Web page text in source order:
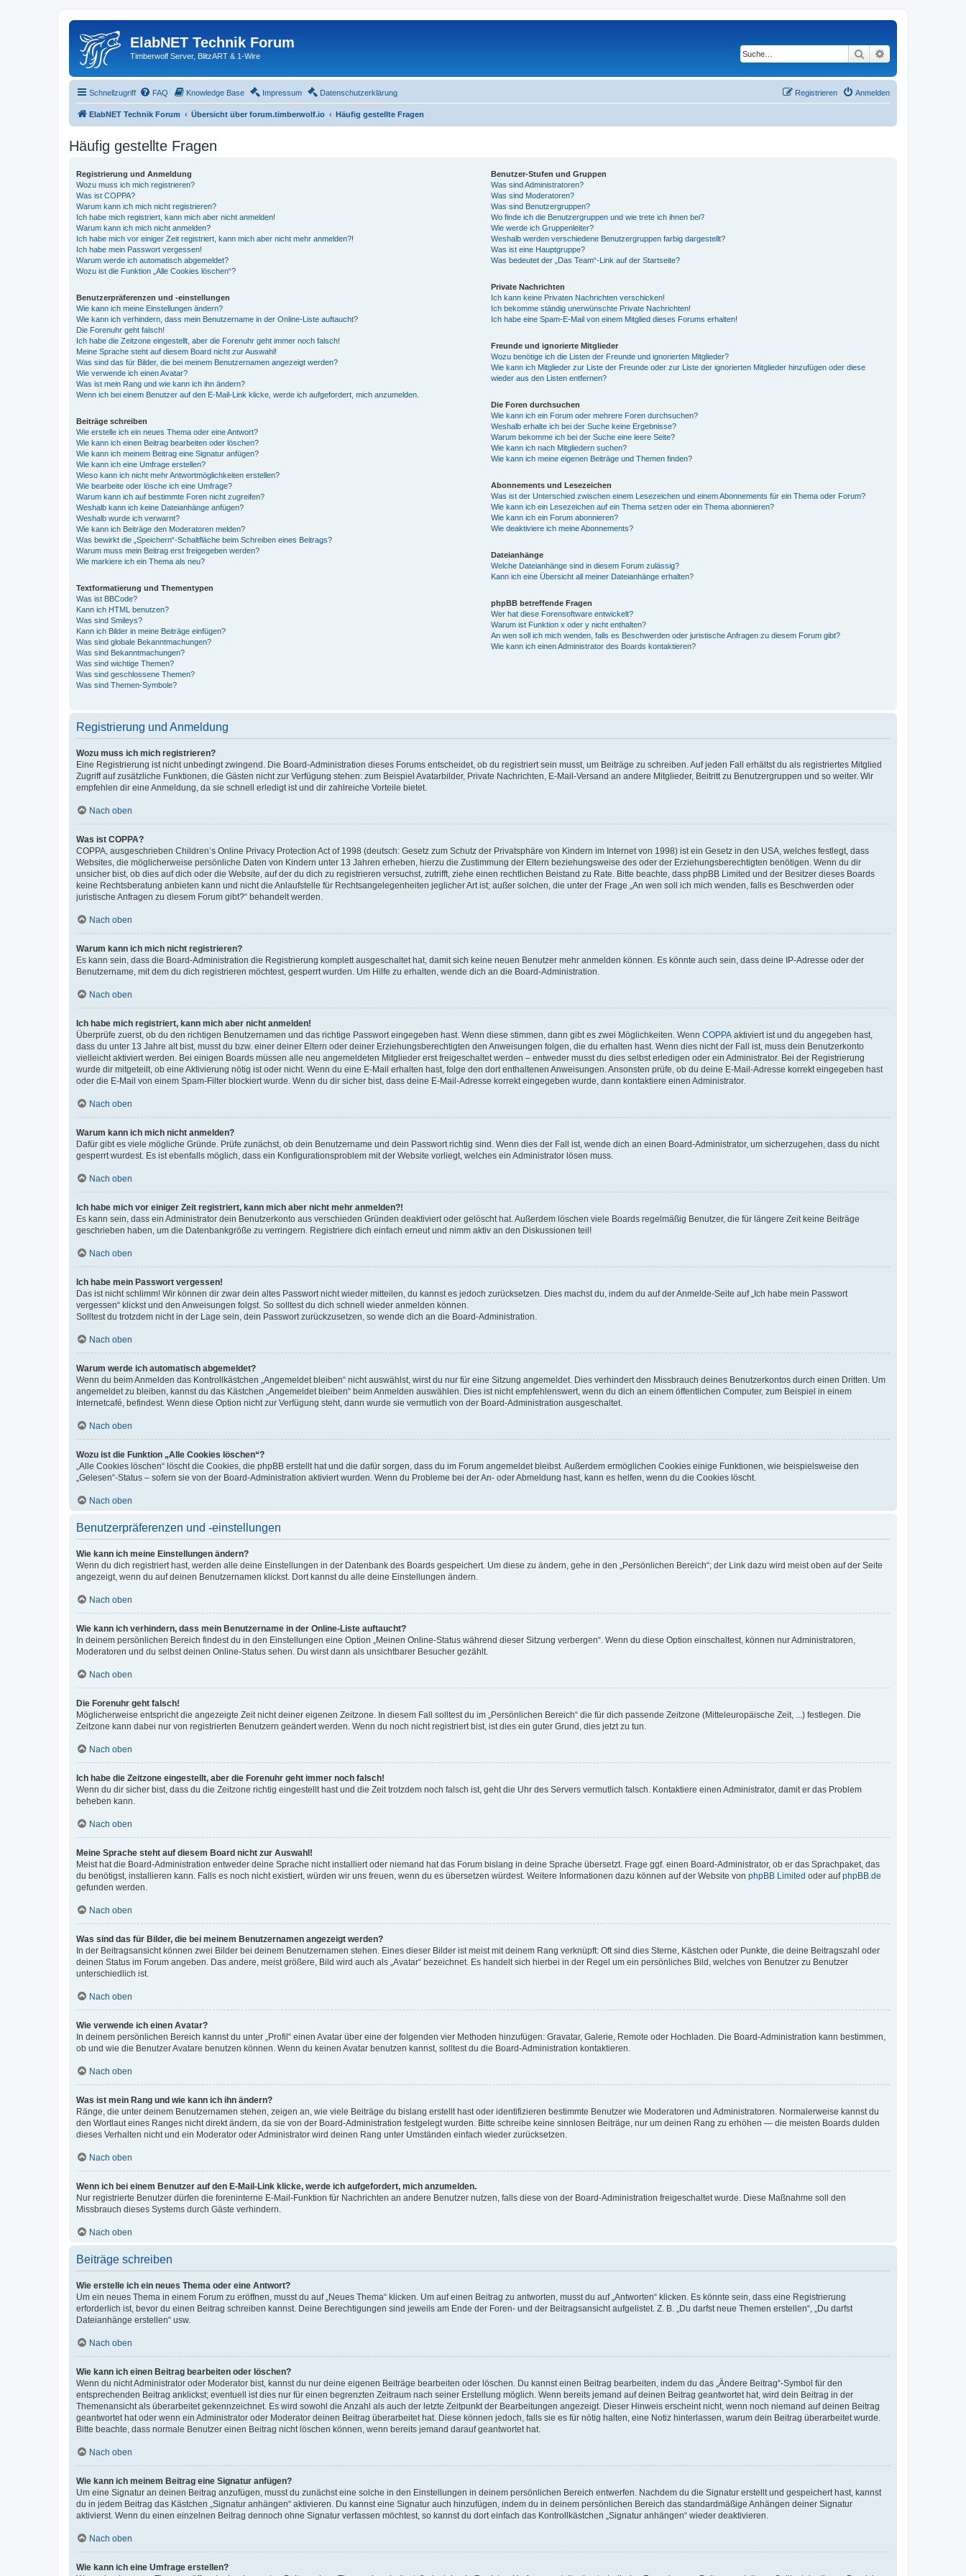
ElabNET Technik Forum
Timberwolf Server, BlitzART & 1-Wire Suche
Schnellzugriff FAQ Knowledge Base Impressum Datenschutzerklärung Anmelden
Registrieren
ElabNET Technik Forum Übersicht über forum.timberwolf.io Häufig gestellte Fragen
Häufig gestellte Fragen
Registrierung und Anmeldung
Wozu muss ich mich registrieren?
Was ist COPPA?
Warum kann ich mich nicht registrieren?
Ich habe mich registriert, kann mich aber nicht anmelden!
Warum kann ich mich nicht anmelden?
Ich habe mich vor einiger Zeit registriert, kann mich aber nicht mehr anmelden?!
Ich habe mein Passwort vergessen!
Warum werde ich automatisch abgemeldet?
Wozu ist die Funktion „Alle Cookies löschen“?
Benutzerpräferenzen und -einstellungen
Wie kann ich meine Einstellungen ändern?
Wie kann ich verhindern, dass mein Benutzername in der Online-Liste auftaucht?
Die Forenuhr geht falsch!
Ich habe die Zeitzone eingestellt, aber die Forenuhr geht immer noch falsch!
Meine Sprache steht auf diesem Board nicht zur Auswahl!
Was sind das für Bilder, die bei meinem Benutzernamen angezeigt werden?
Wie verwende ich einen Avatar?
Was ist mein Rang und wie kann ich ihn ändern?
Wenn ich bei einem Benutzer auf den E-Mail-Link klicke, werde ich aufgefordert, mich anzumelden.
Beiträge schreiben
Wie erstelle ich ein neues Thema oder eine Antwort?
Wie kann ich einen Beitrag bearbeiten oder löschen?
Wie kann ich meinem Beitrag eine Signatur anfügen?
Wie kann ich eine Umfrage erstellen?
Wieso kann ich nicht mehr Antwortmöglichkeiten erstellen?
Wie bearbeite oder lösche ich eine Umfrage?
Warum kann ich auf bestimmte Foren nicht zugreifen?
Weshalb kann ich keine Dateianhänge anfügen?
Weshalb wurde ich verwarnt?
Wie kann ich Beiträge den Moderatoren melden?
Was bewirkt die „Speichern“-Schaltfläche beim Schreiben eines Beitrags?
Warum muss mein Beitrag erst freigegeben werden?
Wie markiere ich ein Thema als neu?
Textformatierung und Thementypen
Was ist BBCode?
Kann ich HTML benutzen?
Was sind Smileys?
Kann ich Bilder in meine Beiträge einfügen?
Was sind globale Bekanntmachungen?
Was sind Bekanntmachungen?
Was sind wichtige Themen?
Was sind geschlossene Themen?
Was sind Themen-Symbole?
Benutzer-Stufen und Gruppen
Was sind Administratoren?
Was sind Moderatoren?
Was sind Benutzergruppen?
Wo finde ich die Benutzergruppen und wie trete ich ihnen bei?
Wie werde ich Gruppenleiter?
Weshalb werden verschiedene Benutzergruppen farbig dargestellt?
Was ist eine Hauptgruppe?
Was bedeutet der „Das Team“-Link auf der Startseite?
Private Nachrichten
Ich kann keine Privaten Nachrichten verschicken!
Ich bekomme ständig unerwünschte Private Nachrichten!
Ich habe eine Spam-E-Mail von einem Mitglied dieses Forums erhalten!
Freunde und ignorierte Mitglieder
Wozu benötige ich die Listen der Freunde und ignorierten Mitglieder?
Wie kann ich Mitglieder zur Liste der Freunde oder zur Liste der ignorierten Mitglieder hinzufügen oder diese
wieder aus den Listen entfernen?
Die Foren durchsuchen
Wie kann ich ein Forum oder mehrere Foren durchsuchen?
Weshalb erhalte ich bei der Suche keine Ergebnisse?
Warum bekomme ich bei der Suche eine leere Seite?
Wie kann ich nach Mitgliedern suchen?
Wie kann ich meine eigenen Beiträge und Themen finden?
Abonnements und Lesezeichen
Was ist der Unterschied zwischen einem Lesezeichen und einem Abonnements für ein Thema oder Forum?
Wie kann ich ein Lesezeichen auf ein Thema setzen oder ein Thema abonnieren?
Wie kann ich ein Forum abonnieren?
Wie deaktiviere ich meine Abonnements?
Dateianhänge
Welche Dateianhänge sind in diesem Forum zulässig?
Kann ich eine Übersicht all meiner Dateianhänge erhalten?
phpBB betreffende Fragen
Wer hat diese Forensoftware entwickelt?
Warum ist Funktion x oder y nicht enthalten?
An wen soll ich mich wenden, falls es Beschwerden oder juristische Anfragen zu diesem Forum gibt?
Wie kann ich einen Administrator des Boards kontaktieren?
Registrierung und Anmeldung
Wozu muss ich mich registrieren?
Eine Registrierung ist nicht unbedingt zwingend. Die Board-Administration dieses Forums entscheidet, ob du registriert sein musst, um Beiträge zu schreiben. Auf jeden Fall erhältst du als registriertes Mitglied
Zugriff auf zusätzliche Funktionen, die Gästen nicht zur Verfügung stehen: zum Beispiel Avatarbilder, Private Nachrichten, E-Mail-Versand an andere Mitglieder, Beitritt zu Benutzergruppen und so weiter. Wir
empfehlen dir eine Anmeldung, da sie schnell erledigt ist und dir zahlreiche Vorteile bietet.
Nach oben
Was ist COPPA?
COPPA, ausgeschrieben Children’s Online Privacy Protection Act of 1998 (deutsch: Gesetz zum Schutz der Privatsphäre von Kindern im Internet von 1998) ist ein Gesetz in den USA, welches festlegt, dass
Websites, die möglicherweise persönliche Daten von Kindern unter 13 Jahren erheben, hierzu die Zustimmung der Eltern beziehungsweise des oder der Erziehungsberechtigten benötigen. Wenn du dir
unsicher bist, ob dies auf dich oder die Website, auf der du dich zu registrieren versuchst, zutrifft, ziehe einen rechtlichen Beistand zu Rate. Bitte beachte, dass phpBB Limited und der Besitzer dieses Boards
keine Rechtsberatung anbieten kann und nicht die Anlaufstelle für Rechtsangelegenheiten jeglicher Art ist; außer solchen, die unter der Frage „An wen soll ich mich wenden, falls es Beschwerden oder
juristische Anfragen zu diesem Forum gibt?“ behandelt werden.
Nach oben
Warum kann ich mich nicht registrieren?
Es kann sein, dass die Board-Administration die Registrierung komplett ausgeschaltet hat, damit sich keine neuen Benutzer mehr anmelden können. Es könnte auch sein, dass deine IP-Adresse oder der
Benutzername, mit dem du dich registrieren möchtest, gesperrt wurden. Um Hilfe zu erhalten, wende dich an die Board-Administration.
Nach oben
Ich habe mich registriert, kann mich aber nicht anmelden!
Überprüfe zuerst, ob du den richtigen Benutzernamen und das richtige Passwort eingegeben hast. Wenn diese stimmen, dann gibt es zwei Möglichkeiten. Wenn COPPA aktiviert ist und du angegeben hast,
dass du unter 13 Jahre alt bist, musst du bzw. einer deiner Eltern oder deiner Erziehungsberechtigten den Anweisungen folgen, die du erhalten hast. Wenn dies nicht der Fall ist, muss dein Benutzerkonto
vielleicht aktiviert werden. Bei einigen Boards müssen alle neu angemeldeten Mitglieder erst freigeschaltet werden – entweder musst du dies selbst erledigen oder ein Administrator. Bei der Registrierung
wurde dir mitgeteilt, ob eine Aktivierung nötig ist oder nicht. Wenn du eine E-Mail erhalten hast, folge den dort enthaltenen Anweisungen. Ansonsten prüfe, ob du deine E-Mail-Adresse korrekt eingegeben hast
oder die E-Mail von einem Spam-Filter blockiert wurde. Wenn du dir sicher bist, dass deine E-Mail-Adresse korrekt eingegeben wurde, dann kontaktiere einen Administrator.
Nach oben
Warum kann ich mich nicht anmelden?
Dafür gibt es viele mögliche Gründe. Prüfe zunächst, ob dein Benutzername und dein Passwort richtig sind. Wenn dies der Fall ist, wende dich an einen Board-Administrator, um sicherzugehen, dass du nicht
gesperrt wurdest. Es ist ebenfalls möglich, dass ein Konfigurationsproblem mit der Website vorliegt, welches ein Administrator lösen muss.
Nach oben
Ich habe mich vor einiger Zeit registriert, kann mich aber nicht mehr anmelden?!
Es kann sein, dass ein Administrator dein Benutzerkonto aus verschieden Gründen deaktiviert oder gelöscht hat. Außerdem löschen viele Boards regelmäßig Benutzer, die für längere Zeit keine Beiträge
geschrieben haben, um die Datenbankgröße zu verringern. Registriere dich einfach erneut und nimm aktiv an den Diskussionen teil!
Nach oben
Ich habe mein Passwort vergessen!
Das ist nicht schlimm! Wir können dir zwar dein altes Passwort nicht wieder mitteilen, du kannst es jedoch zurücksetzen. Dies machst du, indem du auf der Anmelde-Seite auf „Ich habe mein Passwort
vergessen“ klickst und den Anweisungen folgst. So solltest du dich schnell wieder anmelden können.
Solltest du trotzdem nicht in der Lage sein, dein Passwort zurückzusetzen, so wende dich an die Board-Administration.
Nach oben
Warum werde ich automatisch abgemeldet?
Wenn du beim Anmelden das Kontrollkästchen „Angemeldet bleiben“ nicht auswählst, wirst du nur für eine Sitzung angemeldet. Dies verhindert den Missbrauch deines Benutzerkontos durch einen Dritten. Um
angemeldet zu bleiben, kannst du das Kästchen „Angemeldet bleiben“ beim Anmelden auswählen. Dies ist nicht empfehlenswert, wenn du dich an einem öffentlichen Computer, zum Beispiel in einem
Internetcafé, befindest. Wenn diese Option nicht zur Verfügung steht, dann wurde sie vermutlich von der Board-Administration ausgeschaltet.
Nach oben
Wozu ist die Funktion „Alle Cookies löschen“?
„Alle Cookies löschen“ löscht die Cookies, die phpBB erstellt hat und die dafür sorgen, dass du im Forum angemeldet bleibst. Außerdem ermöglichen Cookies einige Funktionen, wie beispielsweise den
„Gelesen“-Status – sofern sie von der Board-Administration aktiviert wurden. Wenn du Probleme bei der An- oder Abmeldung hast, kann es helfen, wenn du die Cookies löscht.
Nach oben
Benutzerpräferenzen und -einstellungen
Wie kann ich meine Einstellungen ändern?
Wenn du dich registriert hast, werden alle deine Einstellungen in der Datenbank des Boards gespeichert. Um diese zu ändern, gehe in den „Persönlichen Bereich“; der Link dazu wird meist oben auf der Seite
angezeigt, wenn du auf deinen Benutzernamen klickst. Dort kannst du alle deine Einstellungen ändern.
Nach oben
Wie kann ich verhindern, dass mein Benutzername in der Online-Liste auftaucht?
In deinem persönlichen Bereich findest du in den Einstellungen eine Option „Meinen Online-Status während dieser Sitzung verbergen“. Wenn du diese Option einschaltest, können nur Administratoren,
Moderatoren und du selbst deinen Online-Status sehen. Du wirst dann als unsichtbarer Besucher gezählt.
Nach oben
Die Forenuhr geht falsch!
Möglicherweise entspricht die angezeigte Zeit nicht deiner eigenen Zeitzone. In diesem Fall solltest du im „Persönlichen Bereich“ die für dich passende Zeitzone (Mitteleuropäische Zeit, ...) festlegen. Die
Zeitzone kann dabei nur von registrierten Benutzern geändert werden. Wenn du noch nicht registriert bist, ist dies ein guter Grund, dies jetzt zu tun.
Nach oben
Ich habe die Zeitzone eingestellt, aber die Forenuhr geht immer noch falsch!
Wenn du dir sicher bist, dass du die Zeitzone richtig eingestellt hast und die Zeit trotzdem noch falsch ist, geht die Uhr des Servers vermutlich falsch. Kontaktiere einen Administrator, damit er das Problem
beheben kann.
Nach oben
Meine Sprache steht auf diesem Board nicht zur Auswahl!
Meist hat die Board-Administration entweder deine Sprache nicht installiert oder niemand hat das Forum bislang in deine Sprache übersetzt. Frage ggf. einen Board-Administrator, ob er das Sprachpaket, das
du benötigst, installieren kann. Falls es noch nicht existiert, würden wir uns freuen, wenn du es übersetzen würdest. Weitere Informationen dazu können auf der Website von phpBB Limited oder aufphpBB.de
gefunden werden.
Nach oben
Was sind das für Bilder, die bei meinem Benutzernamen angezeigt werden?
In der Beitragsansicht können zwei Bilder bei deinem Benutzernamen stehen. Eines dieser Bilder ist meist mit deinem Rang verknüpft: Oft sind dies Sterne, Kästchen oder Punkte, die deine Beitragszahl oder
deinen Status im Forum angeben. Das andere, meist größere, Bild wird auch als „Avatar“ bezeichnet. Es handelt sich hierbei in der Regel um ein persönliches Bild, welches von Benutzer zu Benutzer
unterschiedlich ist.
Nach oben
Wie verwende ich einen Avatar?
In deinem persönlichen Bereich kannst du unter „Profil“ einen Avatar über eine der folgenden vier Methoden hinzufügen: Gravatar, Galerie, Remote oder Hochladen. Die Board-Administration kann bestimmen,
ob und wie die Benutzer Avatare benutzen können. Wenn du keinen Avatar benutzen kannst, solltest du die Board-Administration kontaktieren.
Nach oben
Was ist mein Rang und wie kann ich ihn ändern?
Ränge, die unter deinem Benutzernamen stehen, zeigen an, wie viele Beiträge du bislang erstellt hast oder identifizieren bestimmte Benutzer wie Moderatoren und Administratoren. Normalerweise kannst du
den Wortlaut eines Ranges nicht direkt ändern, da sie von der Board-Administration festgelegt wurden. Bitte schreibe keine sinnlosen Beiträge, nur um deinen Rang zu erhöhen — die meisten Boards dulden
dieses Verhalten nicht und ein Moderator oder Administrator wird deinen Rang unter Umständen einfach wieder zurücksetzen.
Nach oben
Wenn ich bei einem Benutzer auf den E-Mail-Link klicke, werde ich aufgefordert, mich anzumelden.
Nur registrierte Benutzer dürfen die foreninterne E-Mail-Funktion für Nachrichten an andere Benutzer nutzen, falls diese von der Board-Administration freigeschaltet wurde. Diese Maßnahme soll den
Missbrauch dieses Systems durch Gäste verhindern.
Nach oben
Beiträge schreiben
Wie erstelle ich ein neues Thema oder eine Antwort?
Um ein neues Thema in einem Forum zu eröffnen, musst du auf „Neues Thema“ klicken. Um auf einen Beitrag zu antworten, musst du auf „Antworten“ klicken. Es könnte sein, dass eine Registrierung
erforderlich ist, bevor du einen Beitrag schreiben kannst. Deine Berechtigungen sind jeweils am Ende der Foren- und der Beitragsansicht aufgelistet. Z. B. „Du darfst neue Themen erstellen“, „Du darfst
Dateianhänge erstellen“ usw.
Nach oben
Wie kann ich einen Beitrag bearbeiten oder löschen?
Wenn du nicht Administrator oder Moderator bist, kannst du nur deine eigenen Beiträge bearbeiten oder löschen. Du kannst einen Beitrag bearbeiten, indem du das „Ändere Beitrag“-Symbol für den
entsprechenden Beitrag anklickst; eventuell ist dies nur für einen begrenzten Zeitraum nach seiner Erstellung möglich. Wenn bereits jemand auf deinen Beitrag geantwortet hat, wird dein Beitrag in der
Themenansicht als überarbeitet gekennzeichnet. Es wird sowohl die Anzahl als auch der letzte Zeitpunkt der Bearbeitungen angezeigt. Dieser Hinweis erscheint nicht, wenn noch niemand auf deinen Beitrag
geantwortet hat oder wenn ein Administrator oder Moderator deinen Beitrag überarbeitet hat. Diese können jedoch, falls sie es für nötig halten, eine Notiz hinterlassen, warum dein Beitrag überarbeitet wurde.
Bitte beachte, dass normale Benutzer einen Beitrag nicht löschen können, wenn bereits jemand darauf geantwortet hat.
Nach oben
Wie kann ich meinem Beitrag eine Signatur anfügen?
Um eine Signatur an deinen Beitrag anzufügen, musst du zunächst eine solche in den Einstellungen in deinem persönlichen Bereich entwerfen. Nachdem du die Signatur erstellt und gespeichert hast, kannst
du in jedem Beitrag das Kästchen „Signatur anhängen“ aktivieren. Du kannst eine Signatur auch hinzufügen, indem du in deinem persönlichen Bereich das standardmäßige Anhängen deiner Signatur
aktivierst. Wenn du einen einzelnen Beitrag dennoch ohne Signatur verfassen möchtest, so kannst du dort einfach das Kontrollkästchen „Signatur anhängen“ wieder deaktivieren.
Nach oben
Wie kann ich eine Umfrage erstellen?